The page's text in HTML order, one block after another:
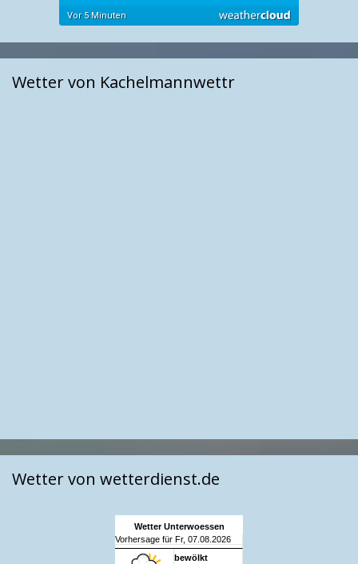
Wetter von Kachelmannwettr
Wetter von wetterdienst.de
Wetter Unterwoessen
Vorhersage für Fr, 07.08.2026
bewölkt